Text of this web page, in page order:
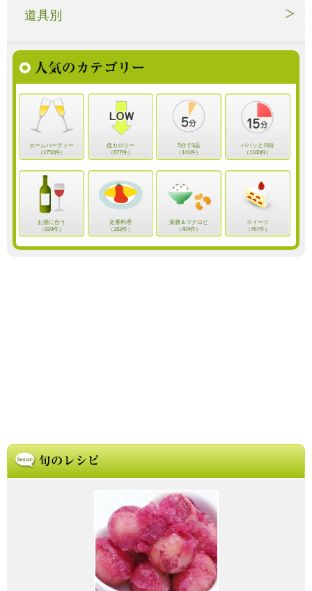
道具別
ホームパーティー
（1752件）
低カロリー
（677件）
5分で1品
（141件）
パパッと15分
（1100件）
お酒に合う
（929件）
定番料理
（282件）
薬膳＆マクロビ
（404件）
スイーツ
（767件）